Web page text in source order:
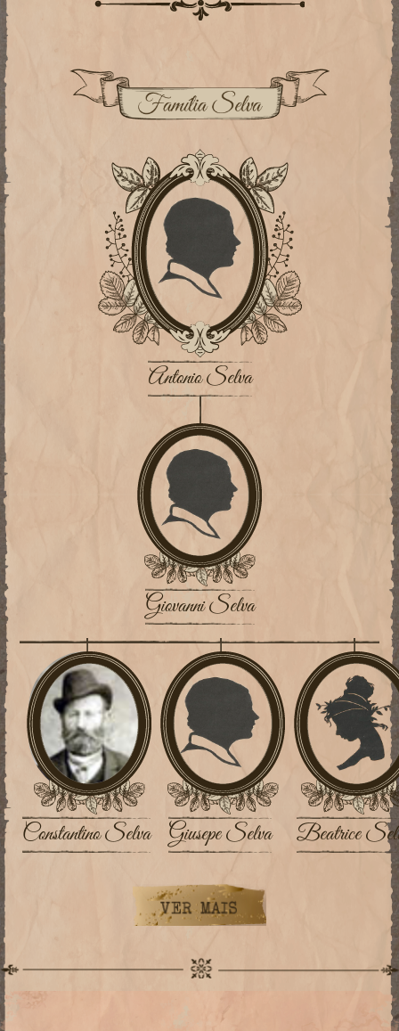
Antonio Selva
Giovanni Selva
Constantino Selva Giusepe Selva Beatrice